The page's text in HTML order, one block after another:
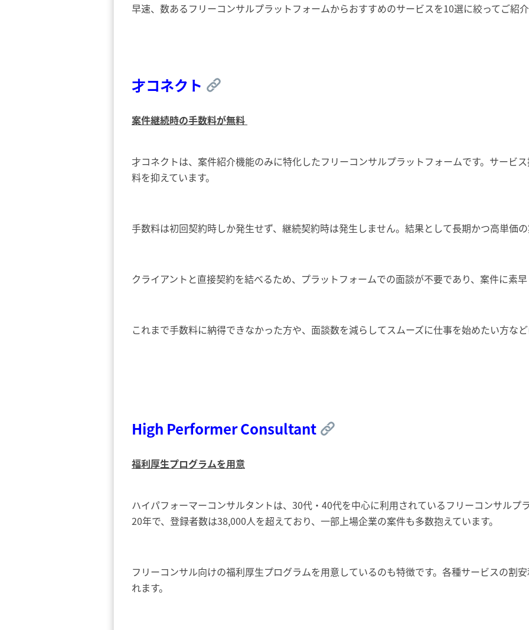
早速、数あるフリーコンサルプラットフォームからおすすめのサービスを10選に絞ってご紹介
才コネクト
案件継続時の手数料が無料
才コネクトは、案件紹介機能のみに特化したフリーコンサルプラットフォームです。サービ
料を抑えています。
手数料は初回契約時しか発生せず、継続契約時は発生しません。結果として長期かつ高単価の
クライアントと直接契約を結べるため、プラットフォームでの面談が不要であり、案件に素早
これまで手数料に納得できなかった方や、面談数を減らしてスムーズに仕事を始めたい方など
High Performer Consultant
福利厚生プログラムを用意
ハイパフォーマーコンサルタントは、30代・40代を中心に利用されているフリーコンサルプ
20年で、登録者数は38,000人を超えており、一部上場企業の案件も多数抱えています。
フリーコンサル向けの福利厚生プログラムを用意しているのも特徴です。各種サービスの割
れます。